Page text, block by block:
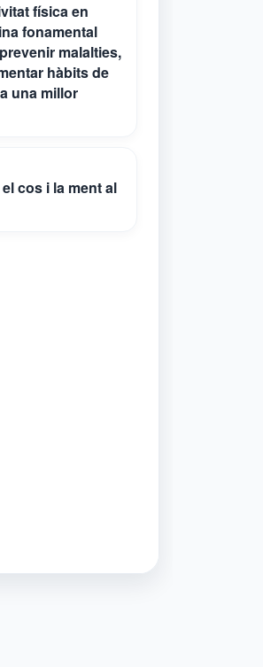
física en
fonamental
malalties,
hàbits de
una millor
cos i la ment al